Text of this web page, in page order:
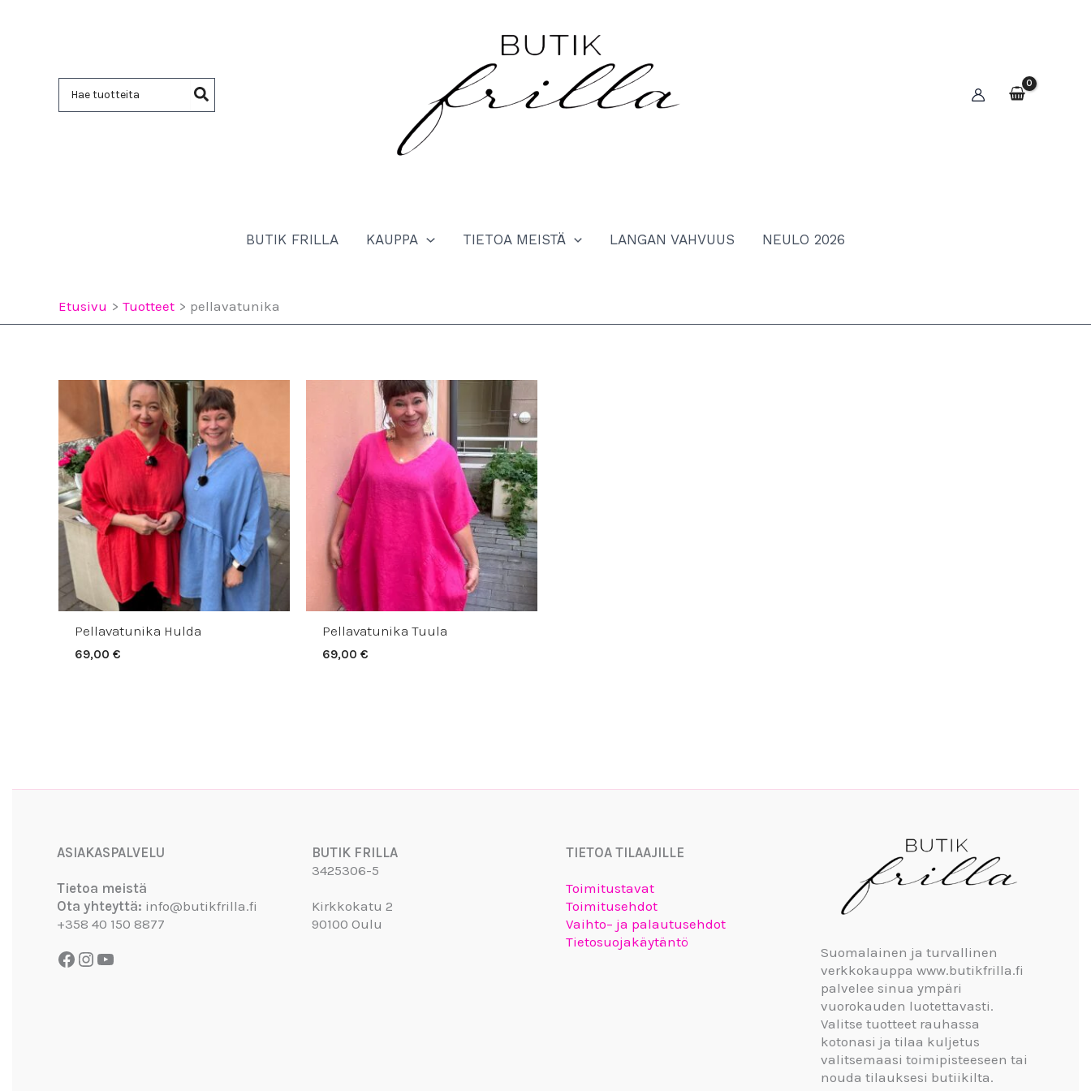
BUTIK FRILLA KAUPPA TIETOA MEISTÄ LANGAN VAHVUUS NEULO 2026
Etusivu Tuotteet pellavatunika
Pellavatunika Hulda
69,00€
Pellavatunika Tuula
69,00€
ASIAKASPALVELU
Tietoa meistä
Ota yhteyttä: info@butikfrilla.fi
+358 40 150 8877
BUTIK FRILLA
3425306-5
Kirkkokatu 2
90100 Oulu
TIETOA TILAAJILLE
Toimitustavat
Toimitusehdot
Vaihto– ja palautusehdot
Tietosuojakäytäntö
Suomalainen ja turvallinen
verkkokauppa www.butikfrilla.fi
palvelee sinua ympäri
vuorokauden luotettavasti.
Valitse tuotteet rauhassa
kotonasi ja tilaa kuljetus
valitsemaasi toimipisteeseen tai
nouda tilauksesi butiikilta.